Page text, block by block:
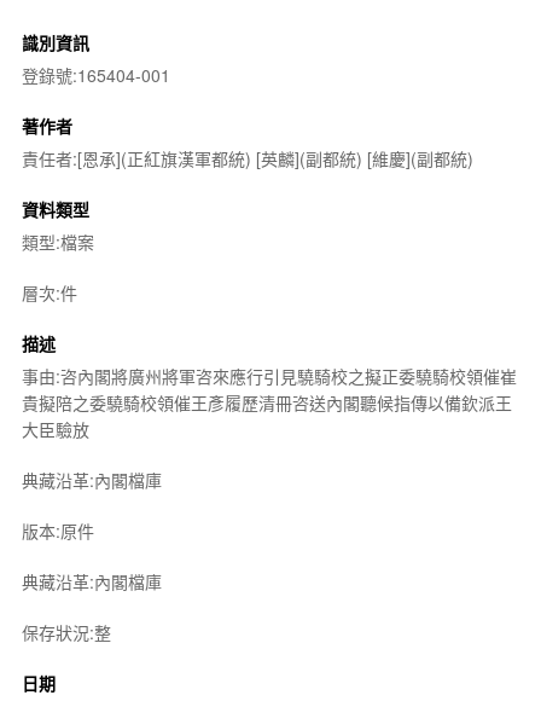
識別資訊
登錄號:165404-001
著作者
責任者:[恩承](正紅旗漢軍都統) [英麟](副都統) [維慶](副都統)
資料類型
類型:檔案
層次:件
描述
事由:咨內閣將廣州將軍咨來應行引見驍騎校之擬正委驍騎校領催崔
貴擬陪之委驍騎校領催王彥履歷清冊咨送內閣聽候指傳以備欽派王
大臣驗放
典藏沿革:內閣檔庫
版本:原件
典藏沿革:內閣檔庫
保存狀況:整
日期